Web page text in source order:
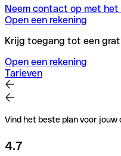
Neem contact op met
Open een rekening
Krijg toegang tot een
Open een rekening
Tarieven
Vind het beste plan voor jouw
4.7